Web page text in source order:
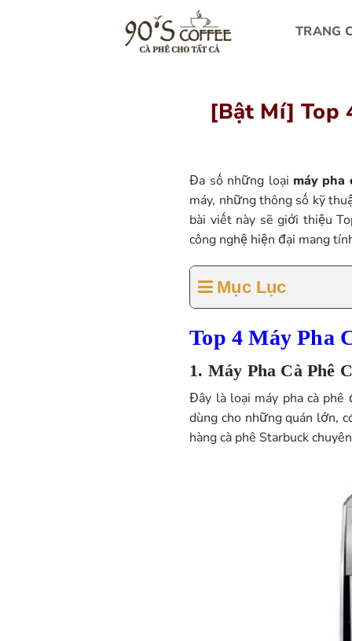
TRANG
[Bật Mí] Top
Đa số những loại máy pha
máy, những thông số kỹ
bài viết này sẽ giới thiệu
công nghệ hiện đại mang
Mục Lục
Top 4 Máy Pha
1. Máy Pha Cà Phê
Đây là loại máy pha cà
dùng cho những quán lớn,
hàng cà phê Starbuck